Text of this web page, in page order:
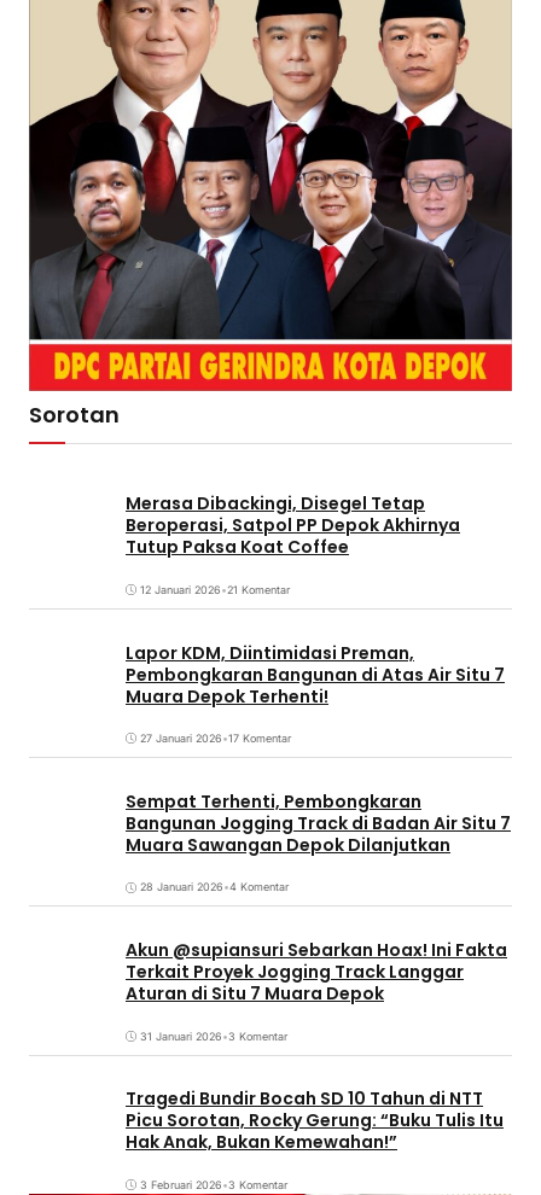
Sorotan
Merasa Dibackingi, Disegel Tetap
Beroperasi, Satpol PP Depok Akhirnya
Tutup Paksa Koat Coffee
12 Januari 2026•21 Komentar
Lapor KDM, Diintimidasi Preman,
Pembongkaran Bangunan di Atas Air Situ 7
Muara Depok Terhenti!
27 Januari 2026•17 Komentar
Sempat Terhenti, Pembongkaran
Bangunan Jogging Track di Badan Air Situ 7
Muara Sawangan Depok Dilanjutkan
28 Januari 2026•4 Komentar
Akun @supiansuri Sebarkan Hoax! Ini Fakta
Terkait Proyek Jogging Track Langgar
Aturan di Situ 7 Muara Depok
31 Januari 2026•3 Komentar
Tragedi Bundir Bocah SD 10 Tahun di NTT
Picu Sorotan, Rocky Gerung: “Buku Tulis Itu
Hak Anak, Bukan Kemewahan!”
3 Februari 2026•3 Komentar